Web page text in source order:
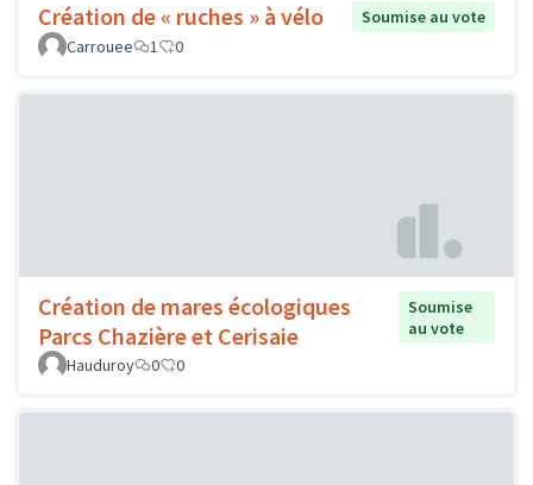
Création de « ruches » à vélo
Soumise au vote
Carrouee
1 0
Création de mares écologiques
Parcs Chazière et Cerisaie
Soumise
au vote
Hauduroy
0 0